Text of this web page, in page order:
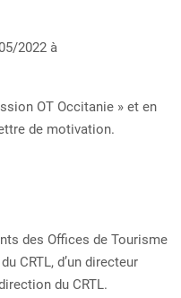
2022 à
OT Occitanie » et en
de motivation.
des Offices de Tourisme
CRTL, d’un directeur
du CRTL.